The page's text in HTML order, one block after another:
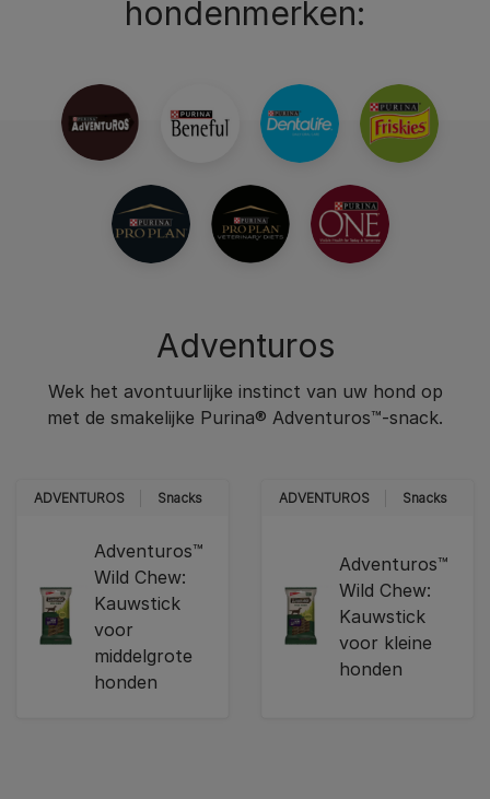
hondenmerken:
Adventuros
Wek het avontuurlijke instinct van uw hond op
met de smakelijke Purina® Adventuros™-snack.
ADVENTUROS Snacks
Adventuros™
Wild Chew:
Kauwstick
voor
middelgrote
honden
ADVENTUROS Snacks
Adventuros™
Wild Chew:
Kauwstick
voor kleine
honden